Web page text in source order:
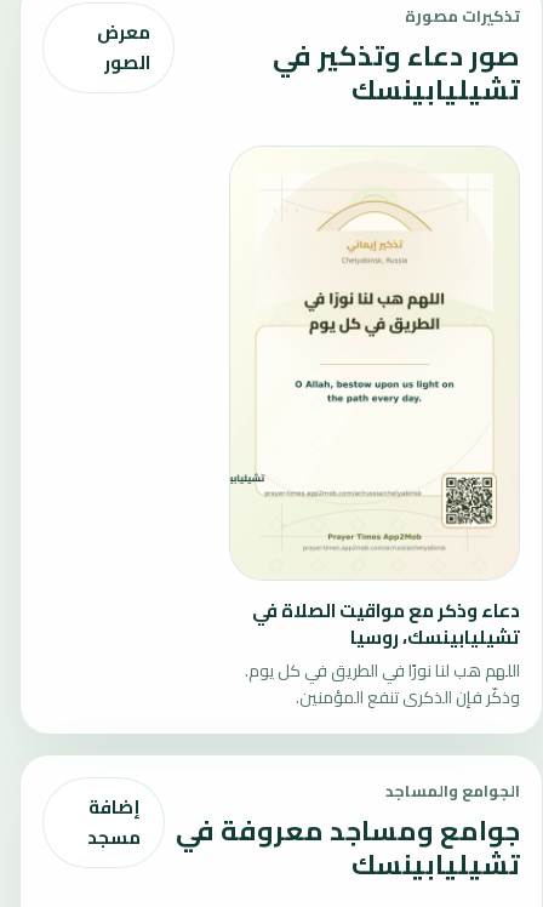
تذكيرات مصورة
صور دعاء وتذكير في
تشيليابينسك
معرض
الصور
دعاء وذكر مع مواقيت الصلاة في
تشيليابينسك، روسيا
اللهم هب لنا نورًا في الطريق في كل يوم.
وذكّر فإن الذكرى تنفع المؤمنين.
الجوامع والمساجد
جوامع ومساجد معروفة في
تشيليابينسك
إضافة
مسجد